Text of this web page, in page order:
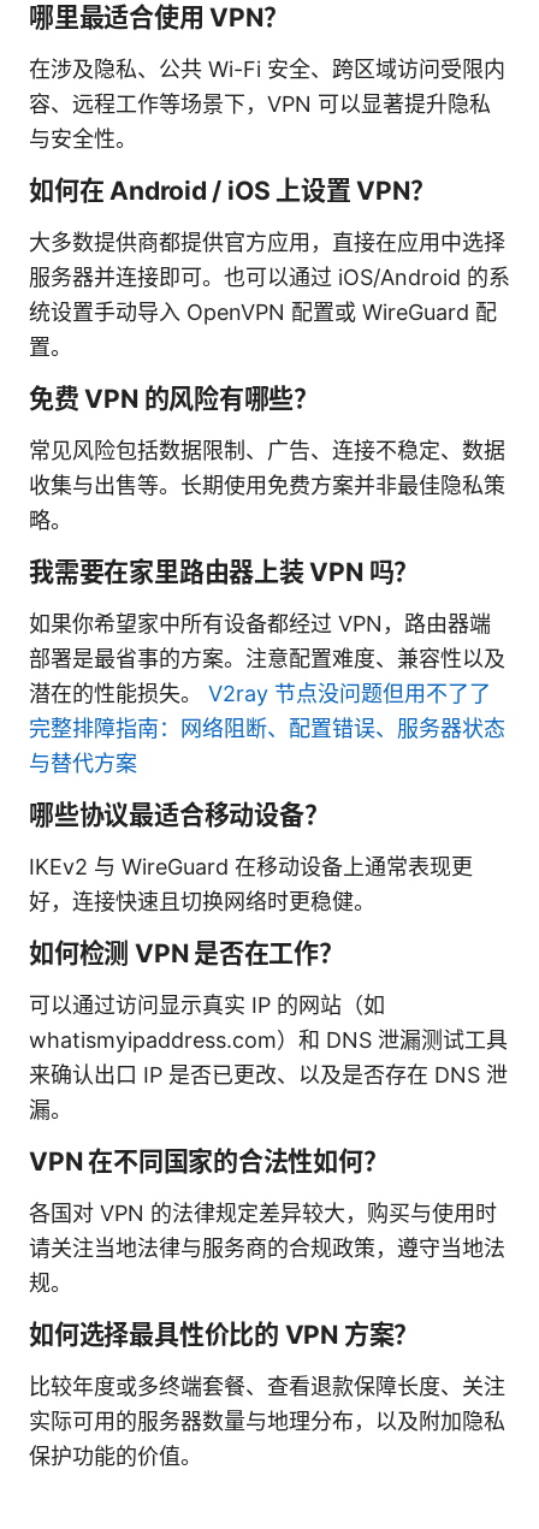
哪里最适合使用 VPN？
在涉及隐私、公共 Wi-Fi 安全、跨区域访问受限内
容、远程工作等场景下，VPN 可以显著提升隐私
与安全性。
如何在 Android / iOS 上设置 VPN？
大多数提供商都提供官方应用，直接在应用中选择
服务器并连接即可。也可以通过 iOS/Android 的系
统设置手动导入 OpenVPN 配置或 WireGuard 配
置。
免费 VPN 的风险有哪些？
常见风险包括数据限制、广告、连接不稳定、数据
收集与出售等。长期使用免费方案并非最佳隐私策
略。
我需要在家里路由器上装 VPN 吗？
如果你希望家中所有设备都经过 VPN，路由器端
部署是最省事的方案。注意配置难度、兼容性以及
潜在的性能损失。 V2ray 节点没问题但用不了了
完整排障指南：网络阻断、配置错误、服务器状态
与替代方案
哪些协议最适合移动设备？
IKEv2 与 WireGuard 在移动设备上通常表现更
好，连接快速且切换网络时更稳健。
如何检测 VPN 是否在工作？
可以通过访问显示真实 IP 的网站（如
whatismyipaddress.com）和 DNS 泄漏测试工具
来确认出口 IP 是否已更改、以及是否存在 DNS 泄
漏。
VPN 在不同国家的合法性如何？
各国对 VPN 的法律规定差异较大，购买与使用时
请关注当地法律与服务商的合规政策，遵守当地法
规。
如何选择最具性价比的 VPN 方案？
比较年度或多终端套餐、查看退款保障长度、关注
实际可用的服务器数量与地理分布，以及附加隐私
保护功能的价值。